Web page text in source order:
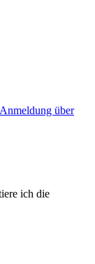
Anmeldung über
ich die